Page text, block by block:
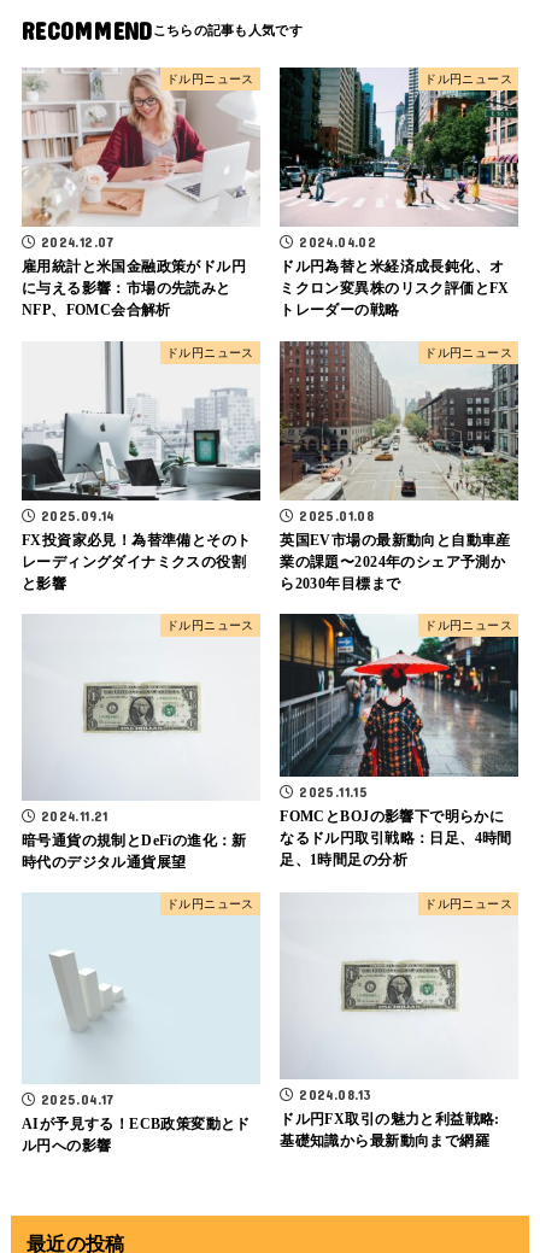
RECOMMEND
ドル円ニュース
2024.12.07
雇用統計と米国金融政策がドル円
に与える影響：市場の先読みと
NFP、FOMC会合解析
ドル円ニュース
2024.04.02
ドル円為替と米経済成長鈍化、オ
ミクロン変異株のリスク評価とFX
トレーダーの戦略
ドル円ニュース
2025.09.14
FX投資家必見！為替準備とそのト
レーディングダイナミクスの役割
と影響
ドル円ニュース
2025.01.08
英国EV市場の最新動向と自動車産
業の課題〜2024年のシェア予測か
ら2030年目標まで
ドル円ニュース
2024.11.21
暗号通貨の規制とDeFiの進化：新
時代のデジタル通貨展望
ドル円ニュース
2025.11.15
FOMCとBOJの影響下で明らかに
なるドル円取引戦略：日足、4時間
足、1時間足の分析
ドル円ニュース
2025.04.17
AIが予見する！ECB政策変動とド
ル円への影響
ドル円ニュース
2024.08.13
ドル円FX取引の魅力と利益戦略:
基礎知識から最新動向まで網羅
最近の投稿